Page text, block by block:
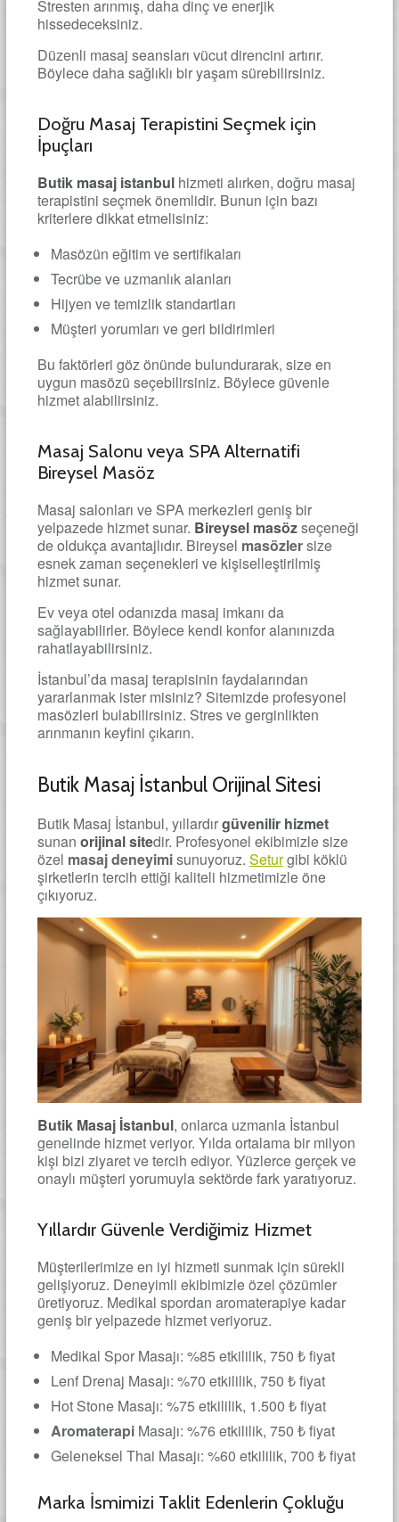
Stresten arınmış, daha dinç ve enerjik
hissedeceksiniz.
Düzenli masaj seansları vücut direncini artırır.
Böylece daha sağlıklı bir yaşam sürebilirsiniz.
Doğru Masaj Terapistini Seçmek için
İpuçları
Butik masaj istanbulhizmeti alırken, doğru masaj
terapistini seçmek önemlidir. Bunun için bazı
kriterlere dikkat etmelisiniz:
Masözün eğitim ve sertifikaları
Tecrübe ve uzmanlık alanları
Hijyen ve temizlik standartları
Müşteri yorumları ve geri bildirimleri
Bu faktörleri göz önünde bulundurarak, size en
uygun masözü seçebilirsiniz. Böylece güvenle
hizmet alabilirsiniz.
Masaj Salonu veya SPA Alternatifi
Bireysel Masöz
Masaj salonları ve SPA merkezleri geniş bir
yelpazede hizmet sunar. Bireysel masözseçeneği
de oldukça avantajlıdır. Bireysel masözlersize
esnek zaman seçenekleri ve kişiselleştirilmiş
hizmet sunar.
Ev veya otel odanızda masaj imkanı da
sağlayabilirler. Böylece kendi konfor alanınızda
rahatlayabilirsiniz.
İstanbul’da masaj terapisinin faydalarından
yararlanmak ister misiniz? Sitemizde profesyonel
masözleri bulabilirsiniz. Stres ve gerginlikten
arınmanın keyfini çıkarın.
Butik Masaj İstanbul Orijinal Sitesi
Butik Masaj İstanbul, yıllardırgüvenilir hizmet
sunan orijinal sitedir. Profesyonel ekibimizle size
özel masaj deneyimisunuyoruz. Seturgibi köklü
şirketlerin tercih ettiği kaliteli hizmetimizle öne
çıkıyoruz.
Butik Masaj İstanbul, onlarca uzmanla İstanbul
genelinde hizmet veriyor. Yılda ortalama bir milyon
kişi bizi ziyaret ve tercih ediyor. Yüzlerce gerçek ve
onaylı müşteri yorumuyla sektörde fark yaratıyoruz.
Yıllardır Güvenle Verdiğimiz Hizmet
Müşterilerimize en iyi hizmeti sunmak için sürekli
gelişiyoruz. Deneyimli ekibimizle özel çözümler
üretiyoruz. Medikal spordan aromaterapiye kadar
geniş bir yelpazede hizmet veriyoruz.
Medikal Spor Masajı: %85 etkililik, 750 ₺ fiyat
Lenf Drenaj Masajı: %70 etkililik, 750 ₺ fiyat
Hot Stone Masajı: %75 etkililik, 1.500 ₺ fiyat
AromaterapiMasajı: %76 etkililik, 750 ₺ fiyat
Geleneksel Thai Masajı: %60 etkililik, 700 ₺ fiyat
Marka İsmimizi Taklit Edenlerin Çokluğu